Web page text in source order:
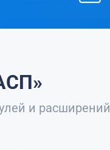
и расширений